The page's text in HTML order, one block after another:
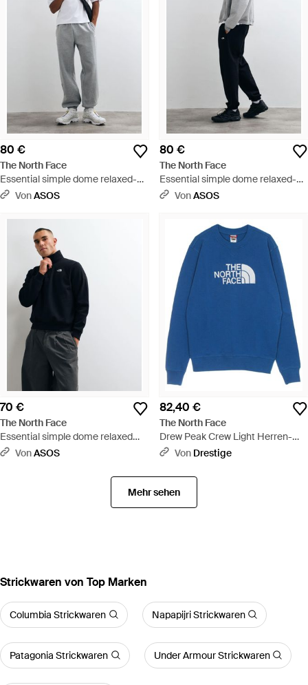
80 €
The North Face
Essential simple dome relaxed-
hose - Grau
VonASOS
80 €
The North Face
Essential simple dome relaxed-
hose - Weiß
VonASOS
70 €
The North Face
Essential simple dome relaxed
1/4-zip-sweatshirt - Blau
VonASOS
82,40 €
The North Face
Drew Peak Crew Light Herren-
Sweatshirt Mit
Von Drestige
Mehr sehen
Strickwaren von Top Marken
Columbia Strickwaren Napapijri Strickwaren
Patagonia Strickwaren Under Armour Strickwaren